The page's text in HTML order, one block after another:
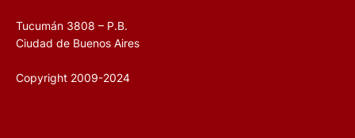
Tucumán 3808 – P.B.
Ciudad de Buenos Aires
Copyright 2009-2024